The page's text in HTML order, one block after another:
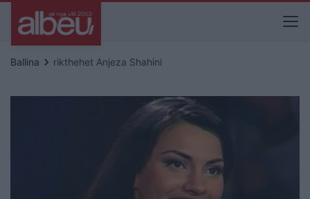
Ballina keyboard_arrow_right rikthehet Anjeza Shahini